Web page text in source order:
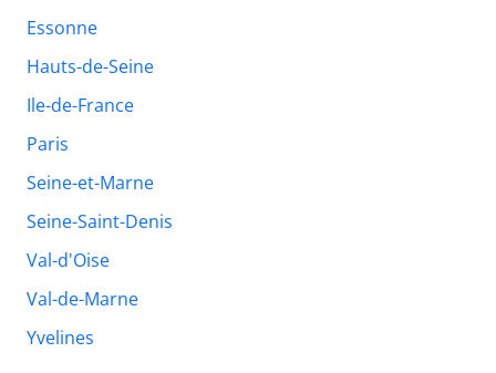
Essonne
Hauts-de-Seine
Ile-de-France
Paris
Seine-et-Marne
Seine-Saint-Denis
Val-d'Oise
Val-de-Marne
Yvelines